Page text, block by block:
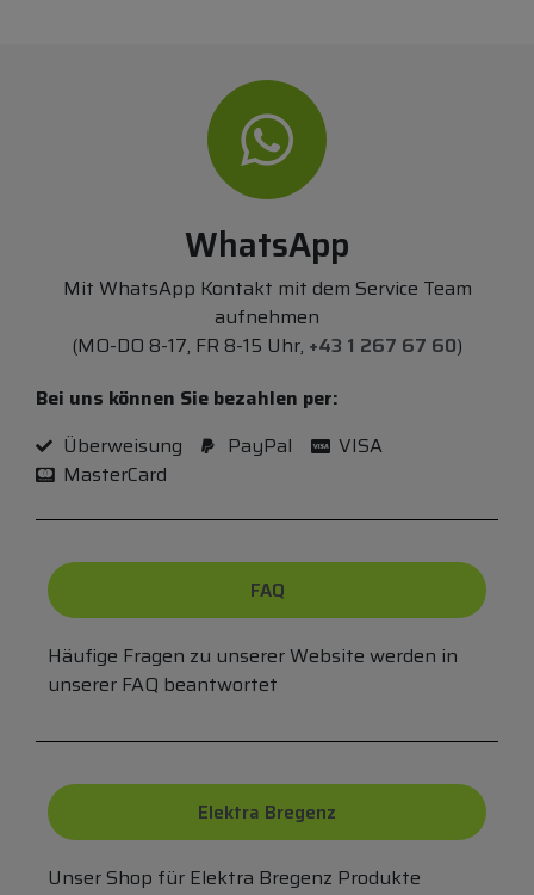
WhatsApp
Mit WhatsApp Kontakt mit dem Service Team
aufnehmen
(MO-DO 8-17, FR 8-15 Uhr, +43 1 267 67 60)
Bei uns können Sie bezahlen per:
Überweisung
PayPal
VISA
MasterCard
FAQ
Häufige Fragen zu unserer Website werden in
unserer FAQ beantwortet
Elektra Bregenz
Unser Shop für Elektra Bregenz Produkte